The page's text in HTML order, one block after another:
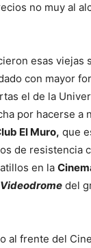
no muy al
esas viejas
con mayor
el de la
por hacerse a
El Muro, que
de resistencia
en la
Videodrome del
al frente del